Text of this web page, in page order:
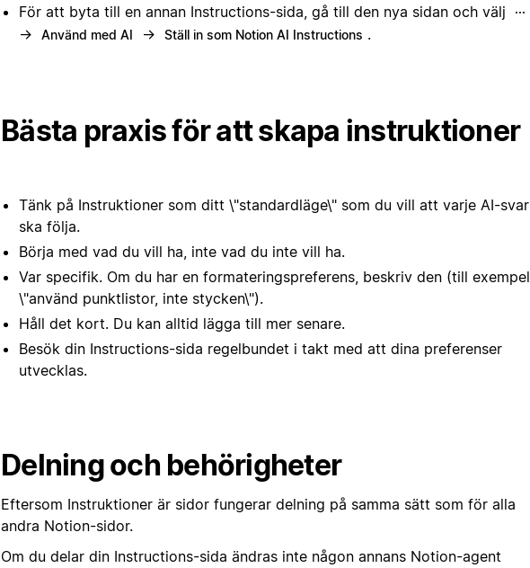
För att byta till en annan Instructions-sida, gå till den nya sidan och välj
···
→ Använd med AI → Ställ in som Notion AI Instructions .
Bästa praxis för att skapa instruktioner
Tänk på Instruktioner som ditt \"standardläge\" som du vill att varje AI-svar
ska följa.
Börja med vad du vill ha, inte vad du inte vill ha.
Var specifik. Om du har en formateringspreferens, beskriv den (till exempel
\"använd punktlistor, inte stycken\").
Håll det kort. Du kan alltid lägga till mer senare.
Besök din Instructions-sida regelbundet i takt med att dina preferenser
utvecklas.
Delning och behörigheter
Eftersom Instruktioner är sidor fungerar delning på samma sätt som för alla
andra Notion-sidor.
Om du delar din Instructions-sida ändras inte någon annans Notion-agent